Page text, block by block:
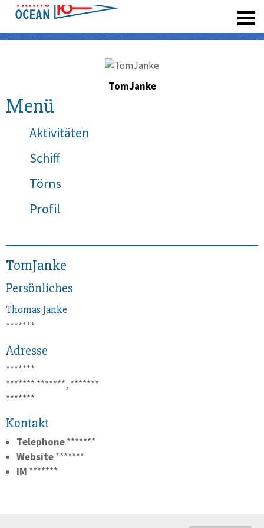
TomJanke
Menü
Aktivitäten
Schiff
Törns
Profil
TomJanke
Persönliches
ThomasJanke
*******
Adresse
*******
******* *******, *******
*******
Kontakt
Telephone*******
Website*******
IM *******